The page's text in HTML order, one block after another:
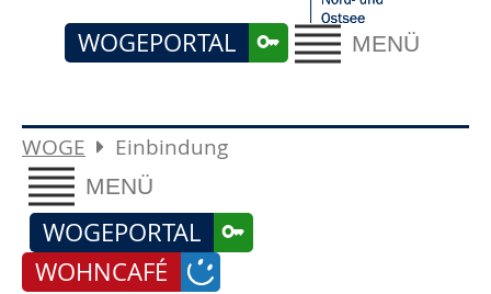
MENÜ
WOGEPORTAL
WOGE Einbindung
MENÜ
WOGEPORTAL
WOHNCAFÉ